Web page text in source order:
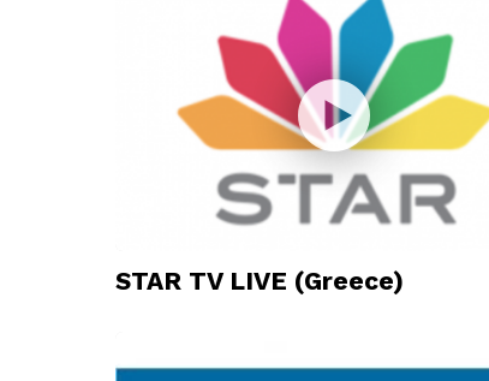
STAR TV LIVE (Greece)